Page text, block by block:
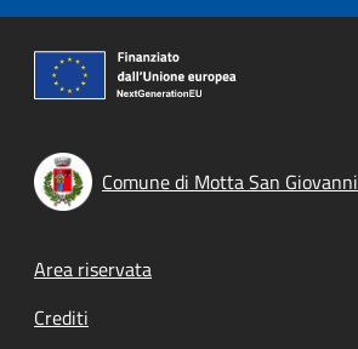
Comune di Motta San Giovanni
Footer menu
Area riservata
Crediti